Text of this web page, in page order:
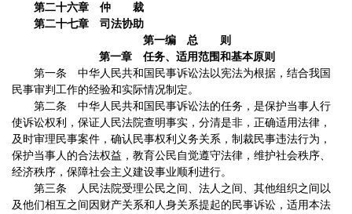
第二十六章 仲 裁
第二十七章 司法协助
第一编 总 则
第一章 任务、适用范围和基本原则
第一条 中华人民共和国民事诉讼法以宪法为根据，结合我国
民事审判工作的经验和实际情况制定。
第二条 中华人民共和国民事诉讼法的任务，是保护当事人行
使诉讼权利，保证人民法院查明事实，分清是非，正确适用法律，
及时审理民事案件，确认民事权利义务关系，制裁民事违法行为，
保护当事人的合法权益，教育公民自觉遵守法律，维护社会秩序、
经济秩序，保障社会主义建设事业顺利进行。
第三条 人民法院受理公民之间、法人之间、其他组织之间以
及他们相互之间因财产关系和人身关系提起的民事诉讼，适用本法